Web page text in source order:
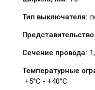
Тип выключателя:
Сечение провода:
Температурные
+5°C - +40°C